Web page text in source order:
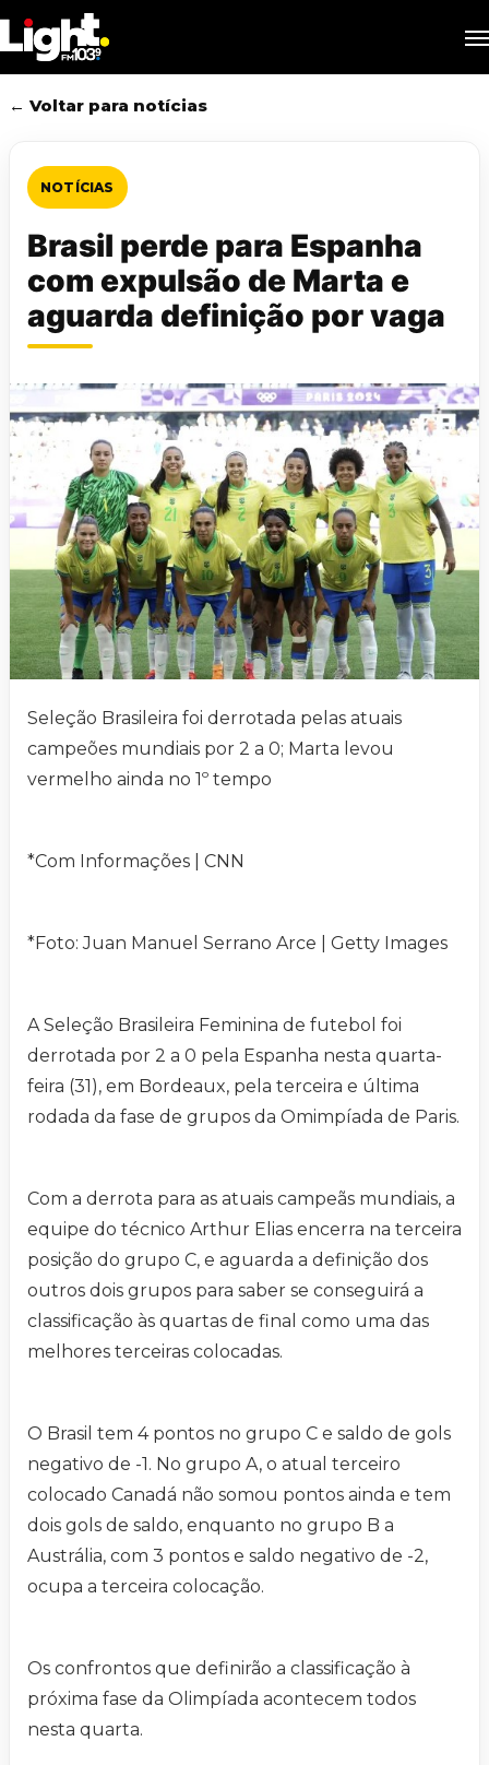
to
main
content
← Voltar para notícias
NOTÍCIAS
Brasil perde para Espanha
com expulsão de Marta e
aguarda definição por vaga
Seleção Brasileira foi derrotada pelas atuais
campeões mundiais por 2 a 0; Marta levou
vermelho ainda no 1º tempo
*Com Informações | CNN
*Foto: Juan Manuel Serrano Arce | Getty Images
A Seleção Brasileira Feminina de futebol foi
derrotada por 2 a 0 pela Espanha nesta quarta-
feira (31), em Bordeaux, pela terceira e última
rodada da fase de grupos da Omimpíada de Paris.
Com a derrota para as atuais campeãs mundiais, a
equipe do técnico Arthur Elias encerra na terceira
posição do grupo C, e aguarda a definição dos
outros dois grupos para saber se conseguirá a
classificação às quartas de final como uma das
melhores terceiras colocadas.
O Brasil tem 4 pontos no grupo C e saldo de gols
negativo de -1. No grupo A, o atual terceiro
colocado Canadá não somou pontos ainda e tem
dois gols de saldo, enquanto no grupo B a
Austrália, com 3 pontos e saldo negativo de -2,
ocupa a terceira colocação.
Os confrontos que definirão a classificação à
próxima fase da Olimpíada acontecem todos
nesta quarta.